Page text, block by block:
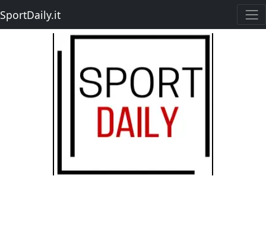
SportDaily.it